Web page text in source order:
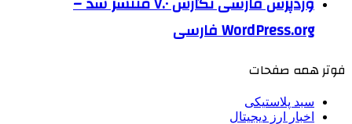
WordPress.org فارسی
فوتر همه صفحات
سبد پلاستیکی
اخبار ارز دیجیتال